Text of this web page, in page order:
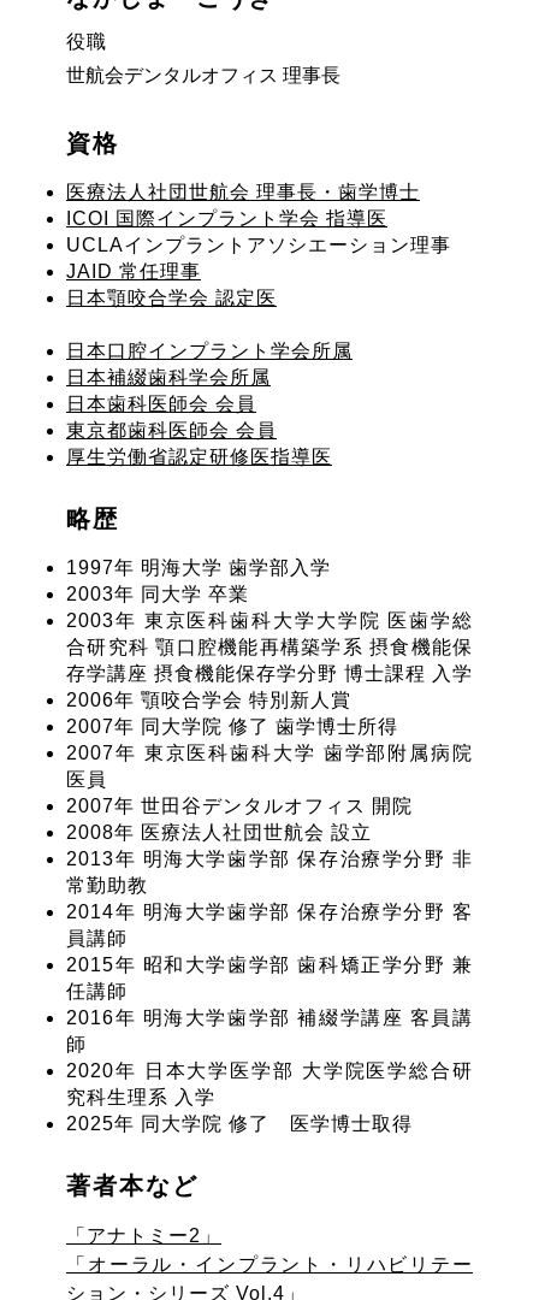
役職
世航会デンタルオフィス 理事長
資格
医療法人社団世航会 理事長・歯学博士
ICOI 国際インプラント学会 指導医
UCLAインプラントアソシエーション理事
JAID 常任理事
日本顎咬合学会 認定医
日本口腔インプラント学会所属
日本補綴歯科学会所属
日本歯科医師会 会員
東京都歯科医師会 会員
厚生労働省認定研修医指導医
略歴
1997年 明海大学 歯学部入学
2003年 同大学 卒業
2003年 東京医科歯科大学大学院 医歯学総
合研究科 顎口腔機能再構築学系 摂食機能保
存学講座 摂食機能保存学分野 博士課程 入学
2006年 顎咬合学会 特別新人賞
2007年 同大学院 修了 歯学博士所得
2007年 東京医科歯科大学 歯学部附属病院
医員
2007年 世田谷デンタルオフィス 開院
2008年 医療法人社団世航会 設立
2013年 明海大学歯学部 保存治療学分野 非
常勤助教
2014年 明海大学歯学部 保存治療学分野 客
員講師
2015年 昭和大学歯学部 歯科矯正学分野 兼
任講師
2016年 明海大学歯学部 補綴学講座 客員講
師
2020年 日本大学医学部 大学院医学総合研
究科生理系 入学
2025年 同大学院 修了 医学博士取得
著者本など
「アナトミー2」
「オーラル・インプラント・リハビリテー
ション・シリーズ Vol.4」